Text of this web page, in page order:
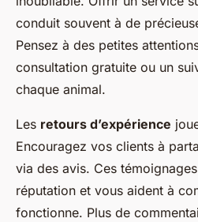
conduit souvent à de
Pensez à des petites
consultation gratuite ou un
chaque animal.
Les retours d’expérience
Encouragez vos clients à
via des avis. Ces
réputation et vous aident à
fonctionne. Plus de